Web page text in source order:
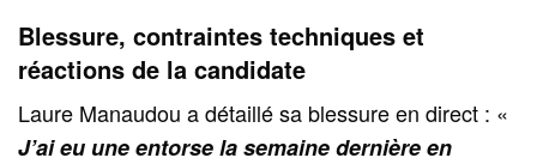
Blessure, contraintes techniques et
réactions de la candidate
Laure Manaudou a détaillé sa blessure en direct : «
J’ai eu une entorse la semaine dernière en